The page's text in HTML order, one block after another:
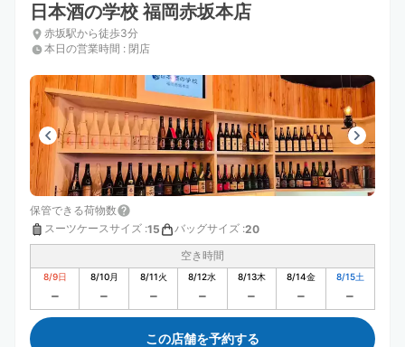
日本酒の学校 福岡赤坂本店
赤坂駅から徒歩3分
本日の営業時間 : 閉店
保管できる荷物数
スーツケースサイズ :15 バッグサイズ :20
空き時間
8/9日 8/10月 8/11火 8/12水 8/13木 8/14金 8/15土
この店舗を予約する